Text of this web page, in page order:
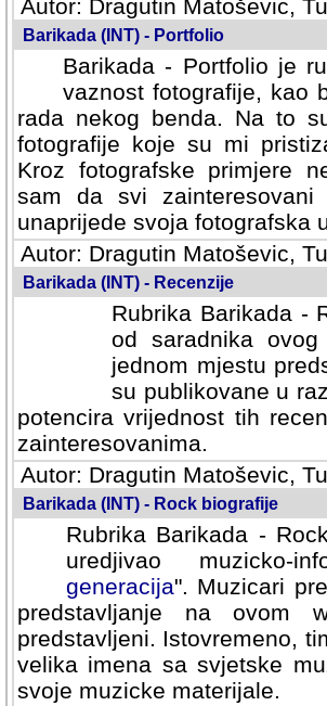
Autor: Dragutin Matoševic,
Barikada (INT) - Portfolio
Barikada - Portfolio je
vaznost fotografije, kao
rada nekog benda. Na to
fotografije koje su mi
fotografske primjere
svi zainteresovani
svoja fotografska umijeca.
Autor: Dragutin Matoševic,
Barikada (INT) - Recenzije
Rubrika Barikada -
od saradnika
jednom mjestu
su publikovane u
potencira vrijednost tih
zainteresovanima.
Autor: Dragutin Matoševic,
Barikada (INT) - Rock biografije
Rubrika Barikada -
uredjivao muzicko-
Muzicari predstavljeni u
na ovom web portalu
Istovremeno, tim nacinom
sa svjetske muzicke scene
materijale.